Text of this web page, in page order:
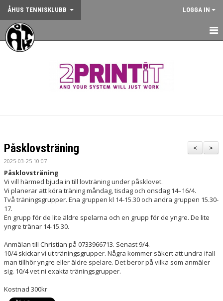
ÅHUS TENNISKLUBB LOGGA IN
HEM
ANMÄLAN AKTIVITET
KALENDER
GYM
KÖP KLUBBKLÄDER
ÅTK TRÄNINGSVERKSAMHET
>
<
Påsklovsträning
2025-03-25 10:07
Påsklovsträning
Vi vill härmed bjuda in till lovträning under påsklovet.
Vi planerar att köra träning måndag, tisdag och onsdag 14–16/4.
Två träningsgrupper. Ena gruppen kl 14-15.30 och andra gruppen 15.30-
17.
En grupp för de lite äldre spelarna och en grupp för de yngre. De lite
yngre tränar 14-15.30.
Anmälan till Christian på 0733966713. Senast 9/4.
10/4 skickar vi ut träningsgrupper. Några kommer säkert att undra ifall
man tillhör yngre eller äldre spelare. Det beror på vilka som anmäler
sig. 10/4 vet ni exakta träningsgrupper.
Kostnad 300kr